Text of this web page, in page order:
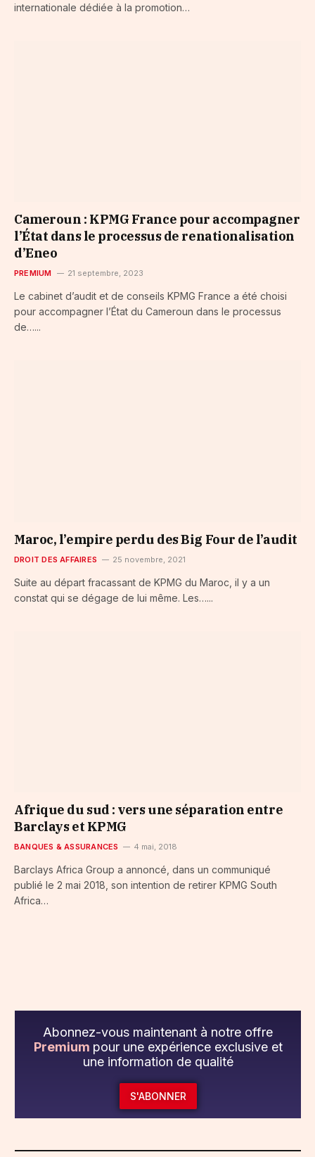
internationale dédiée à la promotion…
Cameroun : KPMG France pour accompagner
l’État dans le processus de renationalisation
d’Eneo
PREMIUM 21 septembre, 2023
Le cabinet d’audit et de conseils KPMG France a été choisi
pour accompagner l’État du Cameroun dans le processus
de…...
Maroc, l’empire perdu des Big Four de l’audit
DROIT DES AFFAIRES 25 novembre, 2021
Suite au départ fracassant de KPMG du Maroc, il y a un
constat qui se dégage de lui même. Les…...
Afrique du sud : vers une séparation entre
Barclays et KPMG
BANQUES & ASSURANCES 4 mai, 2018
Barclays Africa Group a annoncé, dans un communiqué
publié le 2 mai 2018, son intention de retirer KPMG South
Africa…
Abonnez-vous maintenant à notre offre
Premium pour une expérience exclusive et
une information de qualité
S'ABONNER